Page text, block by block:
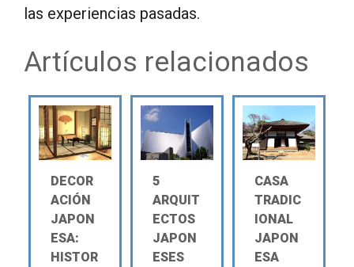
las experiencias pasadas.
Artículos relacionados
DECOR
ACIÓN
JAPON
ESA:
HISTOR
5
ARQUIT
ECTOS
JAPON
ESES
CASA
TRADIC
IONAL
JAPON
ESA